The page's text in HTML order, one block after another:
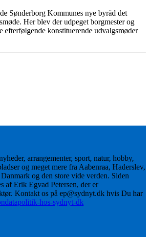
Sønderborg Kommunes nye byråd det
Her blev der udpeget borgmester og
efterfølgende konstituerende udvalgsmøder
arrangementer, sport, natur, hobby,
og meget mere fra Aabenraa, Haderslev,
og den store vide verden. Siden
af Erik Egvad Petersen, der er
Kontakt os på ep@sydnyt.dk hvis Du har
hos-sydnyt-dk